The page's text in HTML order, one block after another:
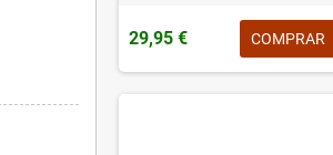
29,95 € COMPRAR